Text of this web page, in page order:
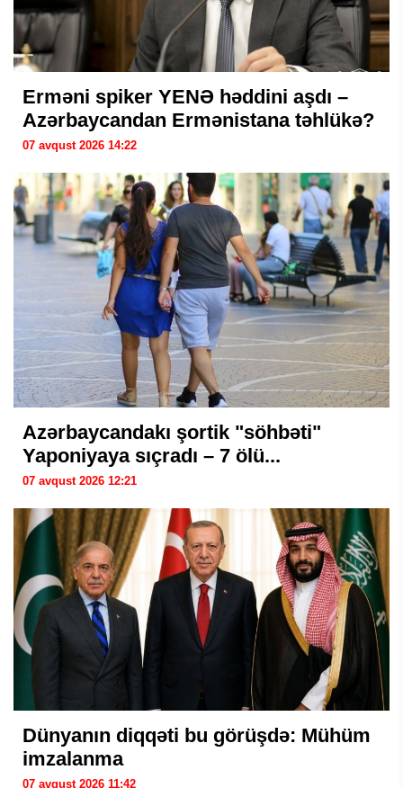
Erməni spiker YENƏ həddini aşdı –
Azərbaycandan Ermənistana təhlükə?
07 avqust 2026 14:22
Azərbaycandakı şortik "söhbəti"
Yaponiyaya sıçradı – 7 ölü...
07 avqust 2026 12:21
Dünyanın diqqəti bu görüşdə: Mühüm
imzalanma
07 avqust 2026 11:42